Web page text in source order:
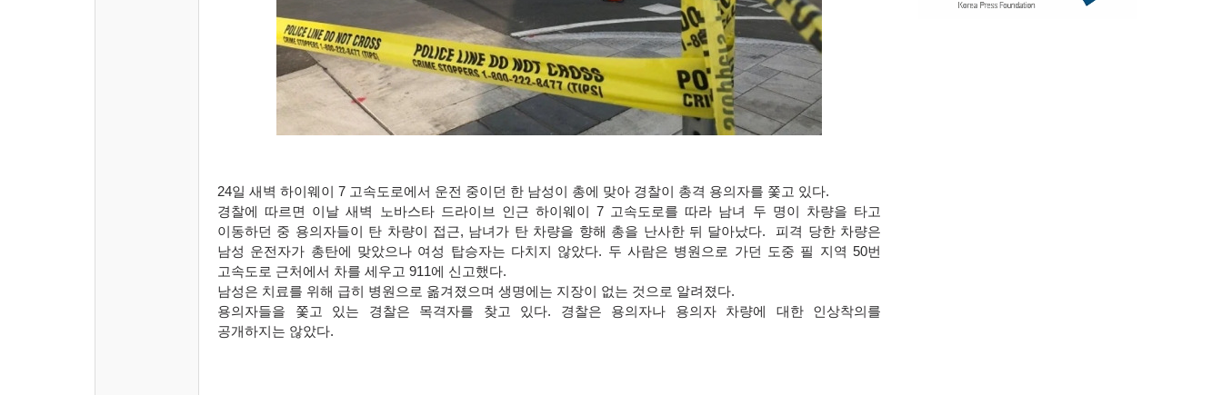
24일 새벽 하이웨이 7 고속도로에서 운전 중이던 한 남성이 총에 맞아 경찰이 총격 용의자를 쫓고 있다.
경찰에 따르면 이날 새벽 노바스타 드라이브 인근 하이웨이7 고속도로를 따라 남녀 두 명이 차량을 타고
이동하던 중 용의자들이 탄 차량이 접근, 남녀가 탄 차량을 향해 총을 난사한 뒤 달아났다.
피격 당한 차량은
남성 운전자가 총탄에 맞았으나 여성 탑승자는 다치지 않았다. 두 사람은 병원으로 가던 도중 필 지역 50번
고속도로 근처에서 차를 세우고 911에 신고했다.
남성은 치료를 위해 급히 병원으로 옮겨졌으며 생명에는 지장이 없는 것으로 알려졌다.
용의자들을 쫓고 있는 경찰은 목격자를 찾고 있다. 경찰은 용의자나 용의자 차량에 대한 인상착의를
공개하지는 않았다.